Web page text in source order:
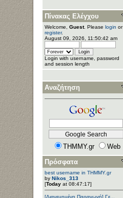
Πίνακας Ελέγχου
Welcome, Guest. Please login or
register.
August 09, 2026, 11:50:42 am
Login with username, password
and session length
Αναζήτηση
THMMY.gr
Web
Πρόσφατα
best username in THMMY.gr
by Nikos_313
[Today at 08:47:17]
[Διανεμημένη Παραγωγή] Γε...